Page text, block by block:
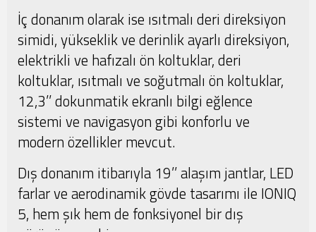
İç donanım olarak ise ısıtmalı deri direksiyon
simidi, yükseklik ve derinlik ayarlı direksiyon,
elektrikli ve hafızalı ön koltuklar, deri
koltuklar, ısıtmalı ve soğutmalı ön koltuklar,
12,3’’ dokunmatik ekranlı bilgi eğlence
sistemi ve navigasyon gibi konforlu ve
modern özellikler mevcut.
Dış donanım itibarıyla 19’’ alaşım jantlar, LED
farlar ve aerodinamik gövde tasarımı ile IONIQ
5, hem şık hem de fonksiyonel bir dış